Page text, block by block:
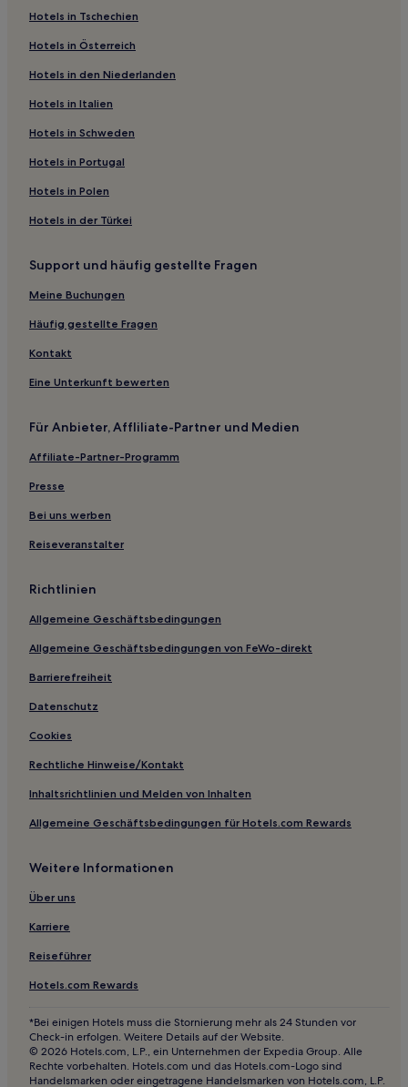
Hotels nahe Koganeyu
Hotels nahe Goryōkaku Tower
Hotels nahe Tempel Kozen-ji
Hotels nahe Noboribetsu Grand Hotel
Oshamanbe Onsen Hotels
Hakodate Hotels
Hotels nahe Morgenmarkt
Hotels nahe Station Goryōkaku
Nakahamacho Hotels
Museum Mashumaru
Hotels nahe Bahnhof Noboribetsu
Iburi: Hotels
Hotels nahe Fort Goryōkaku
Kikonai Hotels
Otobe Hotels
Hotels nahe Hakodate-Harisutosu-Seikyokai
4-Sterne-Hotels in Hakodate
Hotels in Tschechien
Hotels in Österreich
Hotels in den Niederlanden
Hotels in Italien
Hotels in Schweden
Hotels in Portugal
Hotels in Polen
Hotels in der Türkei
Support und häufig gestellte Fragen
Meine Buchungen
Häufig gestellte Fragen
Kontakt
Eine Unterkunft bewerten
Für Anbieter, Affliliate-Partner und Medien
Affiliate-Partner-Programm
Presse
Bei uns werben
Reiseveranstalter
Richtlinien
Allgemeine Geschäftsbedingungen
Allgemeine Geschäftsbedingungen von FeWo-direkt
Barrierefreiheit
Datenschutz
Cookies
Rechtliche Hinweise/Kontakt
Inhaltsrichtlinien und Melden von Inhalten
Allgemeine Geschäftsbedingungen für Hotels.com Rewards
Weitere Informationen
Über uns
Karriere
Reiseführer
Hotels.com Rewards
*Bei einigen Hotels muss die Stornierung mehr als 24 Stunden vor
Check-in erfolgen. Weitere Details auf der Website.
© 2026 Hotels.com, L.P., ein Unternehmen der Expedia Group. Alle
Rechte vorbehalten. Hotels.com und das Hotels.com-Logo sind
Handelsmarken oder eingetragene Handelsmarken von Hotels.com, L.P.